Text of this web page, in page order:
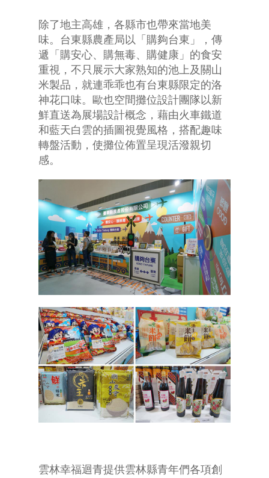
除了地主高雄，各縣市也帶來當地美
味。台東縣農產局以「購夠台東」，傳
遞「購安心、購無毒、購健康」的食安
重視，不只展示大家熟知的池上及關山
米製品，就連乖乖也有台東縣限定的洛
神花口味。歐也空間攤位設計團隊以新
鮮直送為展場設計概念，藉由火車鐵道
和藍天白雲的插圖視覺風格，搭配趣味
轉盤活動，使攤位佈置呈現活潑親切
感。
雲林幸福迴青提供雲林縣青年們各項創